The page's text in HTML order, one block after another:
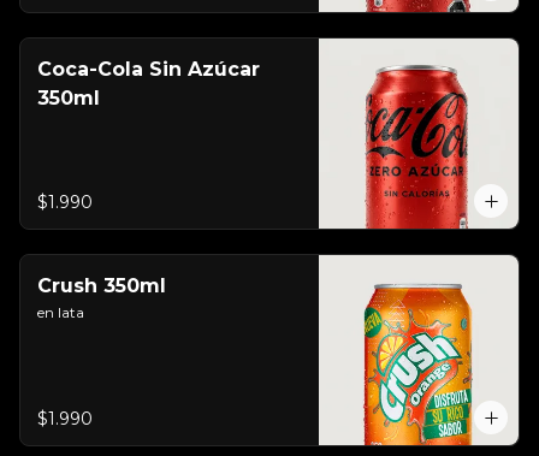
Coca-Cola Sin Azúcar
350ml
$1.990
Crush 350ml
en lata
$1.990